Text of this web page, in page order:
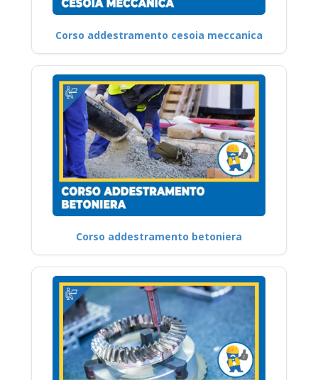
Corso addestramento cesoia meccanica
Corso addestramento betoniera